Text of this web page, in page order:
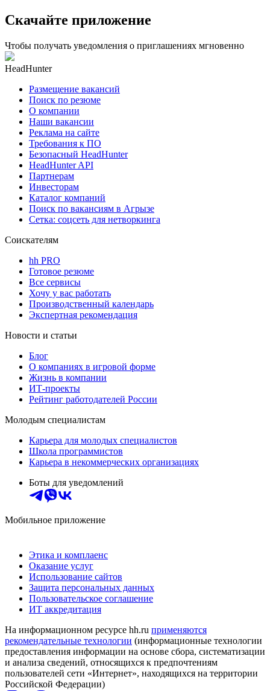
Скачайте приложение
Чтобы получать уведомления о приглашениях мгновенно
HeadHunter
Размещение вакансий
Поиск по резюме
О компании
Наши вакансии
Реклама на сайте
Требования к ПО
Безопасный HeadHunter
HeadHunter API
Партнерам
Инвесторам
Каталог компаний
Поиск по вакансиям в Агрызе
Сетка: соцсеть для нетворкинга
Соискателям
hh PRO
Готовое резюме
Все сервисы
Хочу у вас работать
Производственный календарь
Экспертная рекомендация
Новости и статьи
Блог
О компаниях в игровой форме
Жизнь в компании
ИТ-проекты
Рейтинг работодателей России
Молодым специалистам
Карьера для молодых специалистов
Школа программистов
Карьера в некоммерческих организациях
Боты для уведомлений
Мобильное приложение
Этика и комплаенс
Оказание услуг
Использование сайтов
Защита персональных данных
Пользовательское соглашение
ИТ аккредитация
На информационном ресурсе hh.ru применяются
рекомендательные технологии (информационные технологии
предоставления информации на основе сбора, систематизации
и анализа сведений, относящихся к предпочтениям
пользователей сети «Интернет», находящихся на территории
Российской Федерации)